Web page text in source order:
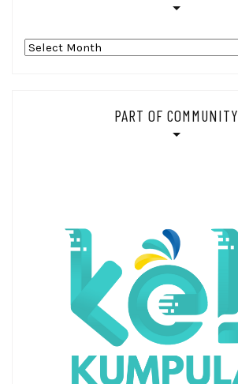
Arsip_
PART OF COMMUNITY